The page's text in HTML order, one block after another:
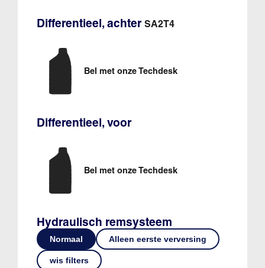
Differentieel, achter SA2T4
Bel met onze Techdesk
Differentieel, voor
Bel met onze Techdesk
Hydraulisch remsysteem
Normaal Alleen eerste verversing
wis filters